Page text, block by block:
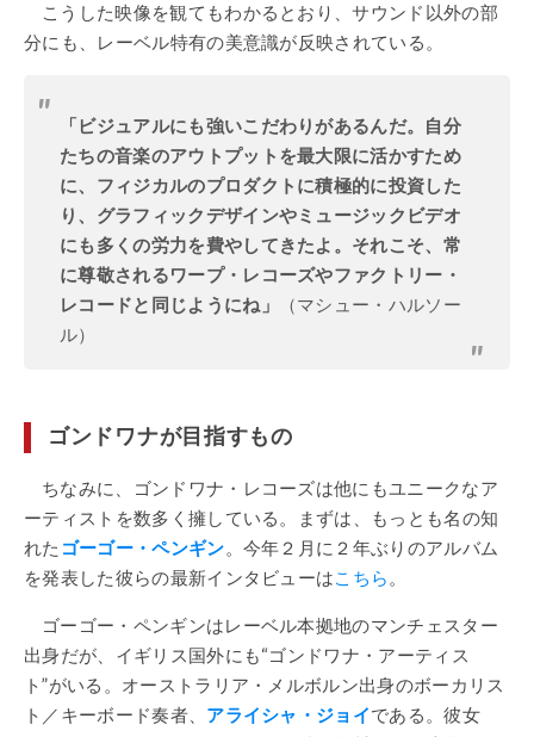
こうした映像を観てもわかるとおり、サウンド以外の部
分にも、レーベル特有の美意識が反映されている。
「ビジュアルにも強いこだわりがあるんだ。自分
たちの音楽のアウトプットを最大限に活かすため
に、フィジカルのプロダクトに積極的に投資した
り、グラフィックデザインやミュージックビデオ
にも多くの労力を費やしてきたよ。それこそ、常
に尊敬されるワープ・レコーズやファクトリー・
レコードと同じようにね」
（マシュー・ハルソー
ル）
ゴンドワナが目指すもの
ちなみに、ゴンドワナ・レコーズは他にもユニークなア
ーティストを数多く擁している。まずは、もっとも名の知
れた ゴーゴー・ペンギン。今年２月に２年ぶりのアルバム
を発表した彼らの最新インタビューはこちら 。
ゴーゴー・ペンギンはレーベル本拠地のマンチェスター
出身だが、イギリス国外にも“ゴンドワナ・アーティス
ト”がいる。オーストラリア・メルボルン出身のボーカリス
ト／キーボード奏者、 アライシャ・ジョイである。彼女